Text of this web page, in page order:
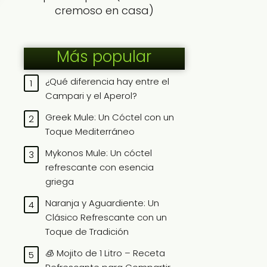
cremoso en casa)
Más popular
¿Qué diferencia hay entre el
Campari y el Aperol?
Greek Mule: Un Cóctel con un
Toque Mediterráneo
Mykonos Mule: Un cóctel
refrescante con esencia
griega
Naranja y Aguardiente: Un
Clásico Refrescante con un
Toque de Tradición
🧊 Mojito de 1 Litro – Receta